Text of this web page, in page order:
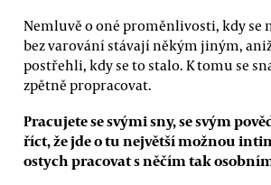
Nemluvě o oné proměnlivosti, kdy se
bez varování stávají někým jiným,
postřehli, kdy se to stalo. K tomu se
zpětně propracovat.
Pracujete se svými sny, se svým
říct, že jde o tu největší možnou
ostych pracovat s něčím tak